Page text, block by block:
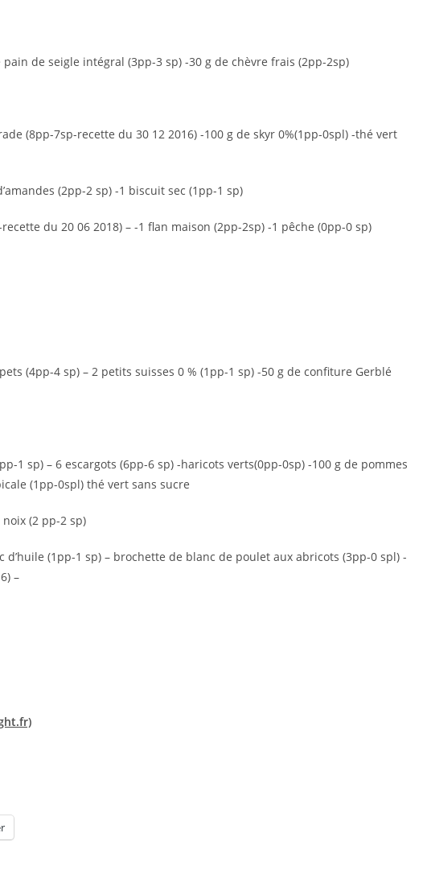
de seigle intégral (3pp-3 sp) -30 g de chèvre frais (2pp-2sp)
(8pp-7sp-recette du 30 12 2016) -100 g de skyr 0%(1pp-0spl) -thé vert
(2pp-2 sp) -1 biscuit sec (1pp-1 sp)
du 20 06 2018) – -1 flan maison (2pp-2sp) -1 pêche (0pp-0 sp)
(4pp-4 sp) – 2 petits suisses 0 % (1pp-1 sp) -50 g de confiture Gerblé
1 sp) – 6 escargots (6pp-6 sp) -haricots verts(0pp-0sp) -100 g de pommes
(1pp-0spl) thé vert sans sucre
(2 pp-2 sp)
(1pp-1 sp) – brochette de blanc de poulet aux abricots (3pp-0 spl) -
–